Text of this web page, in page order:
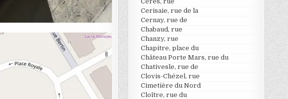
Cerisaie, rue de la
Cernay, rue de
Chabaud, rue
Chanzy, rue
Chapitre, place du
Château Porte Mars, rue du
Chativesle, rue de
Clovis-Chézel, rue
Cimetière du Nord
Cloître, rue du